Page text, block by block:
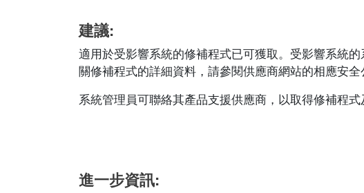
建議:
適用於受影響系統的修補程式已可獲取。受影響系統
關修補程式的詳細資料，請參閱供應商網站的相應安全
系統管理員可聯絡其產品支援供應商，以取得修補程式
進一步資訊: